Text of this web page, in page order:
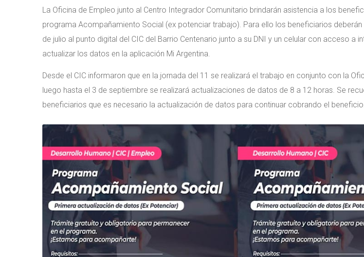
La Oficina de Empleo junto al Centro Integrador Comunitario brindarán asistencia a los
programa Acompañamiento Social (ex potenciar trabajo). Para ello los beneficiarios deberán
de julio al punto digital del CIC del Barrio Centenario junto a su DNI y un celular con acceso a
actualizar los datos en la aplicación Mi Argentina.
Desde el CIC informaron que en la jornada del 11 se realizará el trabajo en conjunto con la
luego hasta el 3 de septiembre se realizará actualizaciones de datos de 8 a 12 horas. Se
beneficiarios que es necesario la actualización de datos para continuar cobrando el